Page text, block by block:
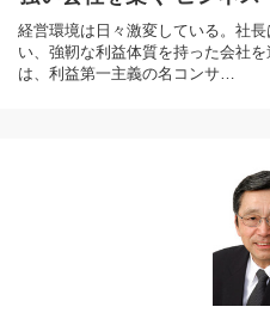
経営環境は日々激変している。社
い、強靭な利益体質を持った会社
は、利益第一主義の名コンサ…